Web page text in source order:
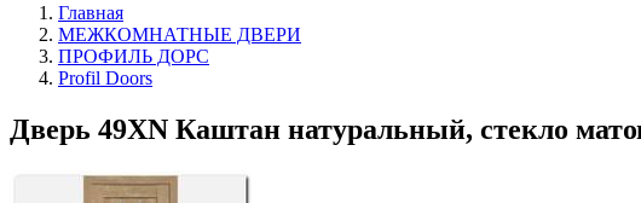
Главная
МЕЖКОМНАТНЫЕ ДВЕРИ
ПРОФИЛЬ ДОРС
Profil Doors
Дверь 49ХN Каштан натуральный, стекло